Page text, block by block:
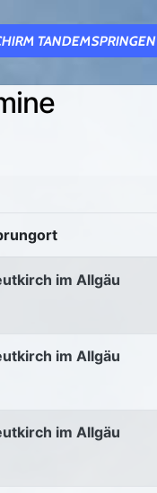
TANDEMSPRINGEN
im Allgäu
im Allgäu
im Allgäu